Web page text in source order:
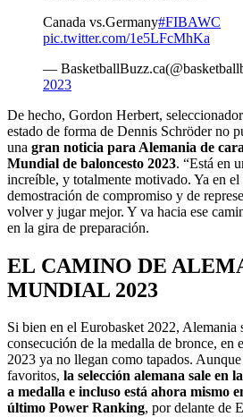
Canada vs.Germany#FIBAWC
pic.twitter.com/1e5LFcMhKa
—
2023
De hecho, Gordon Herbert,
estado de forma de Dennis Schröder no
una gran noticia para Alemania de
Mundial de baloncesto 2023. “Está en
increíble, y totalmente motivado. Ya en
demostración de compromiso y de
volver y jugar mejor. Y va hacia ese
en la gira de preparación.
EL CAMINO DE
MUNDIAL 2023
Si bien en el Eurobasket 2022, Alemania
consecución de la medalla de bronce, en
2023 ya no llegan como tapados.
favoritos, la selección alemana sale en
a medalla e incluso está ahora mismo
último Power Ranking, por delante de